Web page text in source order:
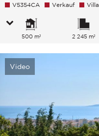
V5354CA Verkauf Villa
500 m² 2 245 m²
Video